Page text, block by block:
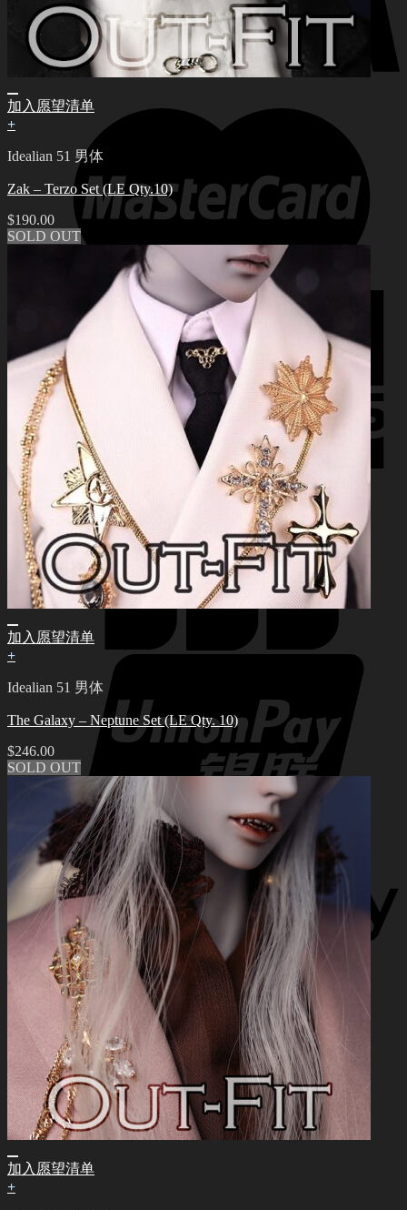
加入愿望清单
+
Idealian 51 男体
Zak – Terzo Set (LE Qty.10)
$190.00
SOLD OUT
加入愿望清单
+
Idealian 51 男体
The Galaxy – Neptune Set (LE Qty. 10)
$246.00
SOLD OUT
加入愿望清单
+